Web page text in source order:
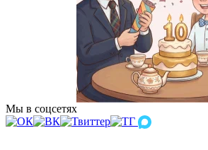
Мы в соцсетях